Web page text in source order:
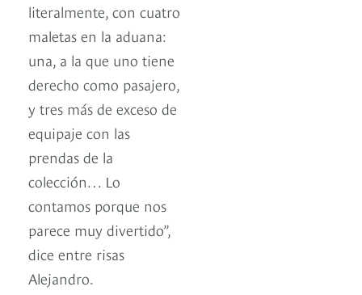
literalmente, con cuatro
maletas en la aduana:
una, a la que uno tiene
derecho como pasajero,
y tres más de exceso de
equipaje con las
prendas de la
colección… Lo
contamos porque nos
parece muy divertido”,
dice entre risas
Alejandro.